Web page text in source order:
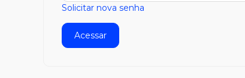
Solicitar nova senha